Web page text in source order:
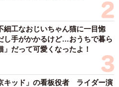
3/41
マウンティング(C)gurahamuco
細工なおじいちゃん猫に一目惚
手がかかるけど…おうちで暮ら
」だって可愛くなったよ！
キッド」の看板役者 ライダー演